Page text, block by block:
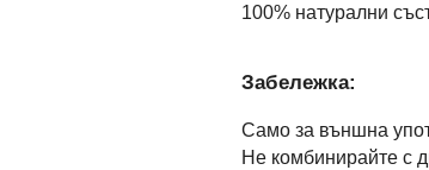
100% натурални
Забележка:
Само за външна
Не комбинирайте с